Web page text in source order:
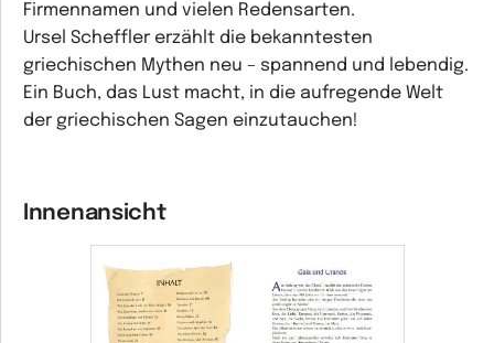
Firmennamen und vielen Redensarten.
Ursel Scheffler erzählt die bekanntesten
griechischen Mythen neu – spannend und lebendig.
Ein Buch, das Lust macht, in die aufregende Welt
der griechischen Sagen einzutauchen!
Innenansicht